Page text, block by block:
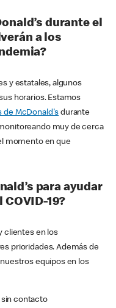
durante el
a los
y estatales, algunos
horarios. Estamos
de McDonald's durante
muy de cerca
momento en que
para ayudar
19?
clientes en los
prioridades. Además de
equipos en los
contacto